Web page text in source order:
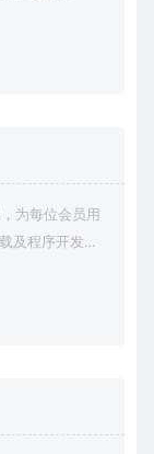
为每位会员用
及程序开发服